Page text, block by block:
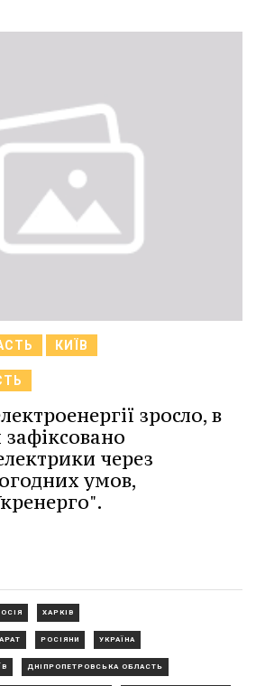
КИЇВ
зросло, в
через
умов,
ХАРКІВ
РОСІЯНИ УКРАЇНА
ДНІПРОПЕТРОВСЬКА ОБЛАСТЬ